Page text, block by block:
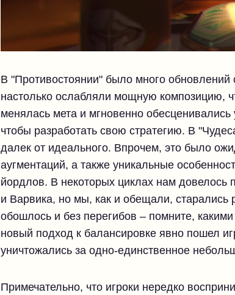
В "Противостоянии" было много обновлений
настолько ослабляли мощную композицию,
менялась мета и мгновенно
чтобы разработать свою стратегию. В
далек от идеального. Впрочем, это было
аугментаций, а также уникальные
йордлов. В некоторых циклах нам
и Варвика, но мы, как и обещали,
обошлось и без перегибов – помните,
новый подход к балансировке явно пошел
уничтожались за одно-единственное
Примечательно, что игроки нередко